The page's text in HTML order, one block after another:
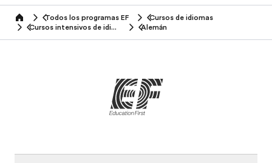
home Todos los programas EF
Cursos de idiomas
Cursos intensivos de idiomas
Alemán